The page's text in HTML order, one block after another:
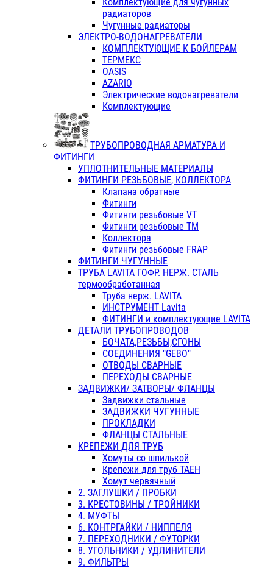
радиаторов
Чугунные радиаторы
ЭЛЕКТРО-ВОДОНАГРЕВАТЕЛИ
КОМПЛЕКТУЮЩИЕ К БОЙЛЕРАМ
ТЕРМЕКС
OASIS
AZARIO
Электрические водонагреватели
Комплектующие
ТРУБОПРОВОДНАЯ АРМАТУРА И
ФИТИНГИ
УПЛОТНИТЕЛЬНЫЕ МАТЕРИАЛЫ
ФИТИНГИ РЕЗЬБОВЫЕ, КОЛЛЕКТОРА
Клапана обратные
Фитинги
Фитинги резьбовые VT
Фитинги резьбовые ТМ
Коллектора
Фитинги резьбовые FRAP
ФИТИНГИ ЧУГУННЫЕ
ТРУБА LAVITA ГОФР. НЕРЖ. СТАЛЬ
термообработанная
Труба нерж. LAVITA
ИНСТРУМЕНТ Lavita
ФИТИНГИ и комплектующие LAVITA
ДЕТАЛИ ТРУБОПРОВОДОВ
БОЧАТА,РЕЗЬБЫ,СГОНЫ
СОЕДИНЕНИЯ "GEBO"
ОТВОДЫ СВАРНЫЕ
ПЕРЕХОДЫ СВАРНЫЕ
ЗАДВИЖКИ/ ЗАТВОРЫ/ ФЛАНЦЫ
Задвижки стальные
ЗАДВИЖКИ ЧУГУННЫЕ
ПРОКЛАДКИ
ФЛАНЦЫ СТАЛЬНЫЕ
КРЕПЕЖИ ДЛЯ ТРУБ
Хомуты со шпилькой
Крепежи для труб ТАЕН
Хомут червячный
2. ЗАГЛУШКИ / ПРОБКИ
3. КРЕСТОВИНЫ / ТРОЙНИКИ
4. МУФТЫ
6. КОНТРГАЙКИ / НИППЕЛЯ
7. ПЕРЕХОДНИКИ / ФУТОРКИ
8. УГОЛЬНИКИ / УДЛИНИТЕЛИ
9. ФИЛЬТРЫ